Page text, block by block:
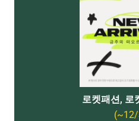
로켓패션, 로